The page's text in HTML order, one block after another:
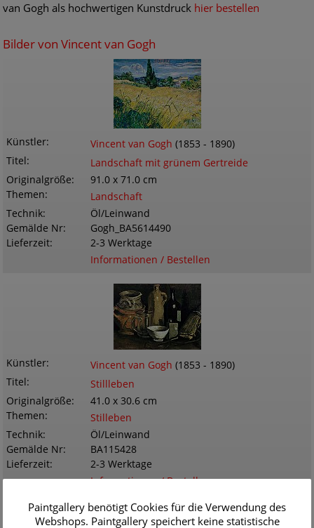
van Gogh als hochwertigen Kunstdruck hier bestellen
Bilder von Vincent van Gogh
Künstler Vincent van Gogh (1853 - 1890)
Titel
Landschaft mit grünem Gertreide
Originalgröße
91.0 x 71.0 cm
Themen
Landschaft
Technik
Öl/Leinwand
Gemälde Nr
Gogh_BA5614490
Lieferzeit
2-3 Werktage
Informationen / Bestellen
Künstler Vincent van Gogh (1853 - 1890)
Titel
Stillleben
Originalgröße
41.0 x 30.6 cm
Themen
Stilleben
Technik
Öl/Leinwand
Gemälde Nr
BA115428
Lieferzeit
2-3 Werktage
Informationen / Bestellen
Paintgallery benötigt Cookies für die Verwendung des
Webshops. Paintgallery speichert keine statistische